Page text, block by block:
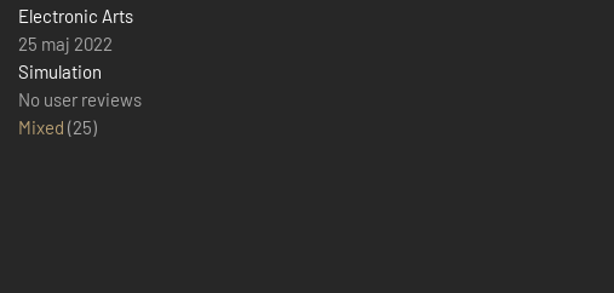
Electronic Arts
25 maj 2022
Simulation
No user reviews
Mixed (25)